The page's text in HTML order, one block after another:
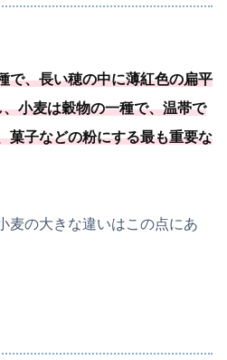
で、長い穂の中に薄紅色の扁平
、小麦は穀物の一種で、温帯で
菓子などの粉にする最も重要な
麦の大きな違いはこの点にあ